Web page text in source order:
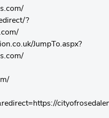
?
JumpTo.aspx?